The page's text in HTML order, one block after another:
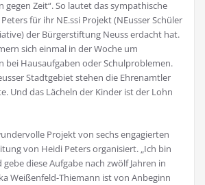
gegen Zeit“. So lautet das sympathische
für ihr NE.ssi Projekt (NEusser Schüler
der Bürgerstiftung Neuss erdacht hat.
sich einmal in der Woche um
bei Hausaufgaben oder Schulproblemen.
Stadtgebiet stehen die Ehrenamtler
Und das Lächeln der Kinder ist der Lohn
Projekt von sechs engagierten
von Heidi Peters organisiert. „Ich bin
gebe diese Aufgabe nach zwölf Jahren in
Weißenfeld-Thiemann ist von Anbeginn